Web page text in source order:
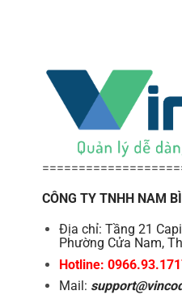
CÔNG TY TNHH NAM
Địa chỉ: Tầng 21
Phường Cửa Nam,
Hotline:
Mail: